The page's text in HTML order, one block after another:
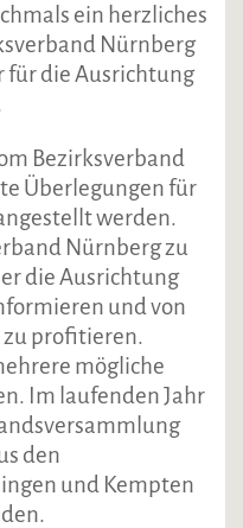
ein herzliches
Nürnberg
für die Ausrichtung
Bezirksverband
Überlegungen für
werden.
Nürnberg zu
die Ausrichtung
und von
zu profitieren.
mögliche
Im laufenden Jahr
den
und Kempten